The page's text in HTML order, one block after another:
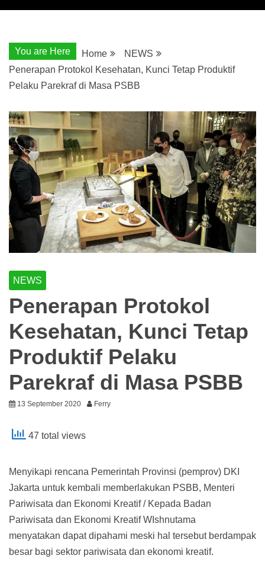
You are Here Home
NEWS
Penerapan Protokol Kesehatan, Kunci Tetap Produktif
Pelaku Parekraf di Masa PSBB
NEWS
Penerapan Protokol
Kesehatan, Kunci Tetap
Produktif Pelaku
Parekraf di Masa PSBB
13 September 2020 Ferry
47 total views
Menyikapi rencana Pemerintah Provinsi (pemprov) DKI
Jakarta untuk kembali memberlakukan PSBB, Menteri
Pariwisata dan Ekonomi Kreatif / Kepada Badan
Pariwisata dan Ekonomi Kreatif WIshnutama
menyatakan dapat dipahami meski hal tersebut berdampak
besar bagi sektor pariwisata dan ekonomi kreatif.